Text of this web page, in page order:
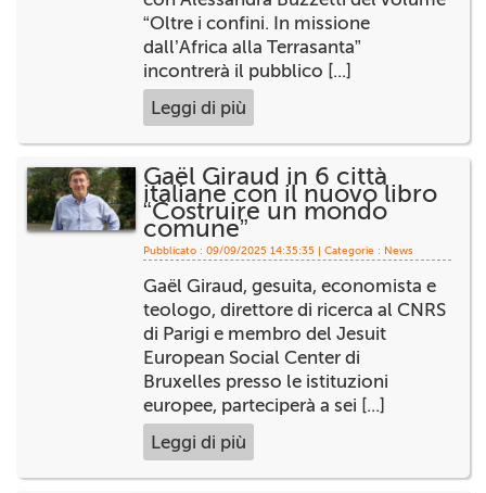
“Oltre i confini. In missione
dall’Africa alla Terrasanta”
incontrerà il pubblico [...]
Leggi di più
Gaël Giraud in 6 città
italiane con il nuovo libro
“Costruire un mondo
comune”
Pubblicato : 09/09/2025 14:35:35 | Categorie : News
Gaël Giraud, gesuita, economista e
teologo, direttore di ricerca al CNRS
di Parigi e membro del Jesuit
European Social Center di
Bruxelles presso le istituzioni
europee, parteciperà a sei [...]
Leggi di più